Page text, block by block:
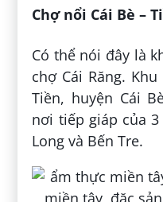
Chợ nổi Cái Bè –
Có thể nói đây là
chợ Cái Răng.
Tiền, huyện Cái
nơi tiếp giáp của
Long và Bến Tre.